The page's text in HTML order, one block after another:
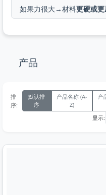
如果力很大→材料更硬或
产品
排
序:
默认排
序
产品名称 (A-
Z)
产
显示: